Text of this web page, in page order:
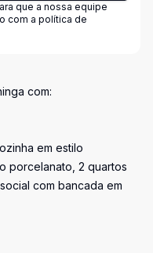
que a nossa equipe
com a política de
com:
em estilo
porcelanato, 2 quartos
com bancada em